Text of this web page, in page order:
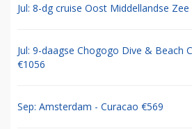
Jul: 8-dg cruise Oost Middellandse Zee
Jul: 9-daagse Chogogo Dive & Beach
€1056
Sep: Amsterdam - Curacao €569